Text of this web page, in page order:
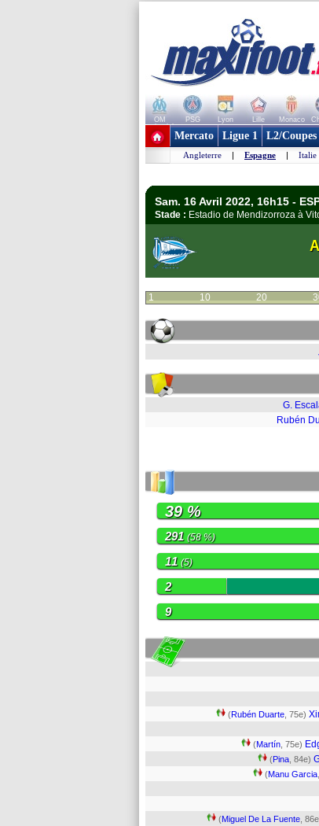
OM PSG Lyon Lille Monaco
+ de clubs
Mercato Ligue 1 L2/Coupes
Angleterre | Espagne | Italie
Sam. 16 Avril 2022, 16h15 -
Stade : Estadio de Mendizorroza à
1 10 20
G.
Rubén
39 %
291 (58 %)
11 (5)
2
9
(Rubén Duarte , 75e)
(Martín , 75e)
(Pina , 84e)
(Manu Garcia
(Miguel De La Fuente ,